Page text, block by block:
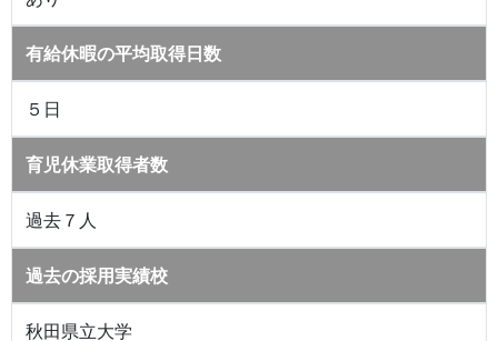
有給休暇の平均取得日数
５日
育児休業取得者数
過去７人
過去の採用実績校
秋田県立大学